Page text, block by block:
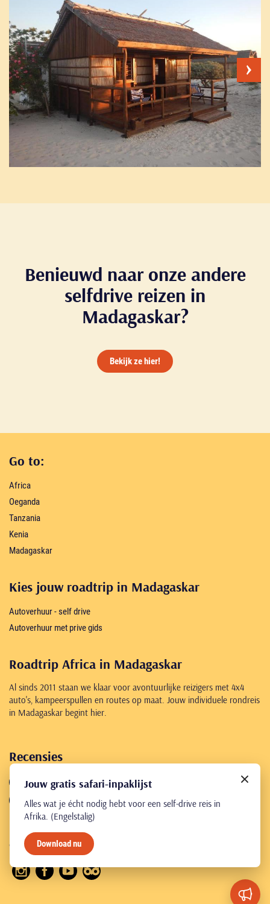
Benieuwd naar onze andere
selfdrive reizen in
Madagaskar?
Bekijk ze hier!
Go to:
Africa
Oeganda
Tanzania
Kenia
Madagaskar
Kies jouw roadtrip in Madagaskar
Autoverhuur - self drive
Autoverhuur met prive gids
Roadtrip Africa in Madagaskar
Al sinds 2011 staan we klaar voor avontuurlijke reizigers met 4x4
auto's, kampeerspullen en routes op maat. Jouw individuele rondreis
in Madagaskar begint hier.
Recensies
4,8
461 reviews
4,9
71 reviews
© Roadtrip Africa 2026
Jouw gratis safari-inpaklijst
Alles wat je écht nodig hebt voor een self-drive reis in
Afrika. (Engelstalig)
Download nu